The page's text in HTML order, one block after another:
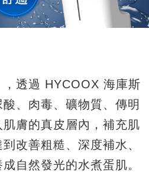
透過 HYCOOX 海庫斯
、肉毒、礦物質、傳明
膚的真皮層內，補充肌
改善粗糙、深度補水、
自然發光的水煮蛋肌。